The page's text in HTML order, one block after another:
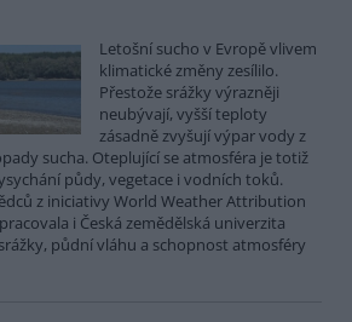
Letošní sucho v Evropě vlivem
klimatické změny zesílilo.
Přestože srážky výrazněji
neubývají, vyšší teploty
zásadně zvyšují výpar vody z
sucha. Oteplující se atmosféra je totiž
půdy, vegetace i vodních toků.
z iniciativy World Weather Attribution
i Česká zemědělská univerzita
půdní vláhu a schopnost atmosféry